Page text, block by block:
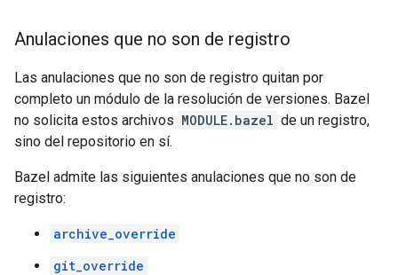
Anulaciones que no son de registro
Las anulaciones que no son de registro quitan por
completo un módulo de la resolución de versiones. Bazel
no solicita estos archivos MODULE.bazel de un registro,
sino del repositorio en sí.
Bazel admite las siguientes anulaciones que no son de
registro:
archive_override
git_override